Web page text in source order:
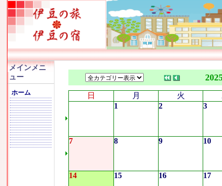
メインメニ
ュー
ホーム 日 月 火
1
2 3
7 8 9 10
14 15 16 17